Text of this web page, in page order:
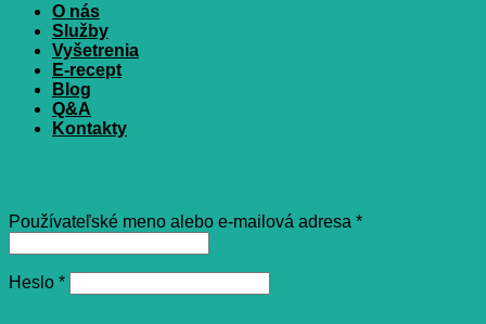
O nás
Služby
Vyšetrenia
E-recept
Blog
Q&A
Kontakty
Používateľské meno alebo e-mailová adresa *Povinné
Heslo *Povinné